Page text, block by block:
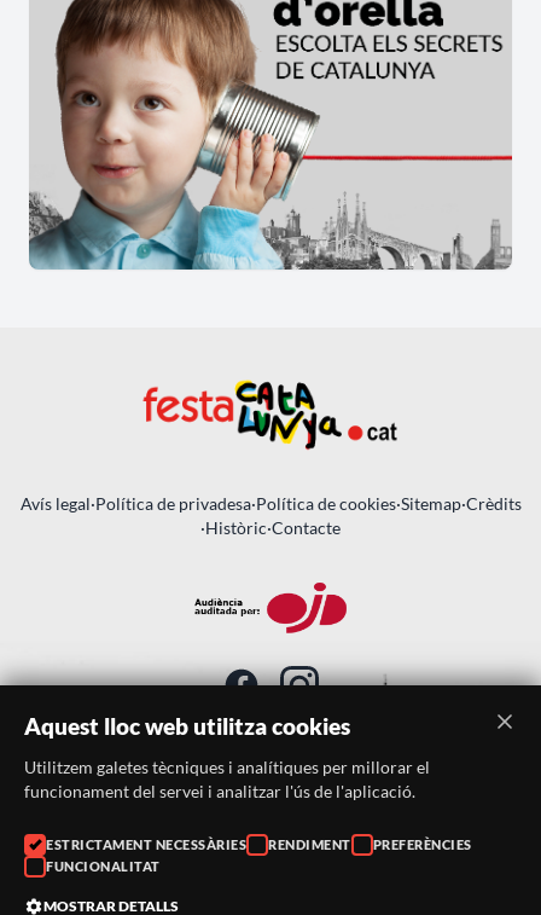
Avís legal·Política de privadesa·Política de cookies·Sitemap·Crèdits
·Històric·Contacte
SUBSCRIU-TE AL BUTLLETÍ
Telèfon: 938046359
Correu:
Aquest lloc web utilitza cookies
Utilitzem galetes tècniques i analítiques per millorar el
funcionament del servei i analitzar l'ús de l'aplicació.
ESTRICTAMENT NECESSÀRIES RENDIMENT
PREFERÈNCIES
FUNCIONALITAT
MOSTRAR DETALLS